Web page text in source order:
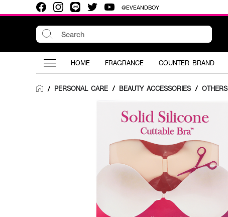
@EVEANDBOY
HOME FRAGRANCE COUNTER BRAND
/ PERSONAL CARE / BEAUTY ACCESSORIES / OTHERS